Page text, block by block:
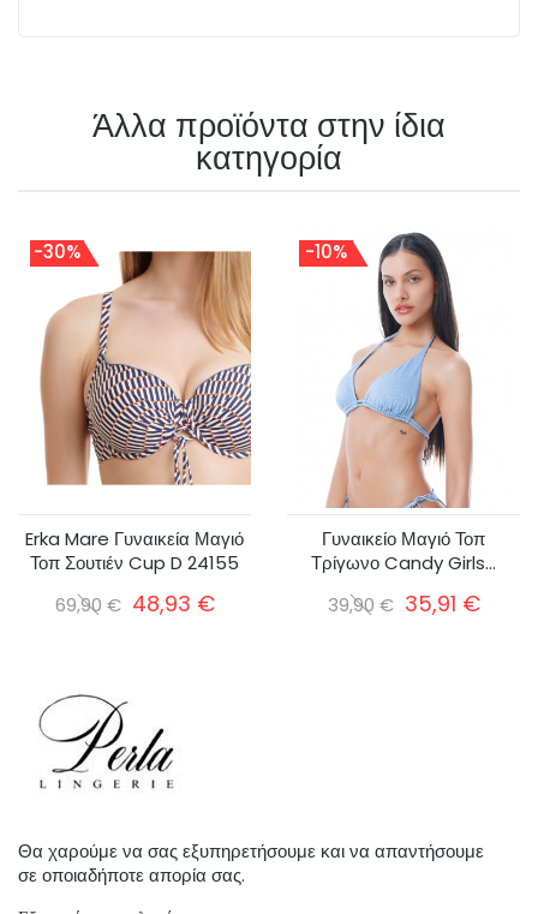
Άλλα προϊόντα στην ίδια
κατηγορία
-30%
Erka Mare Γυναικεία Μαγιό
Τοπ Σουτιέν Cup D 24155
69,90 € 48,93 €
-10%
Γυναικείο Μαγιό Τοπ
Τρίγωνο Candy Girls...
39,90 € 35,91 €
Θα χαρούμε να σας εξυπηρετήσουμε και να απαντήσουμε
σε οποιαδήποτε απορία σας.